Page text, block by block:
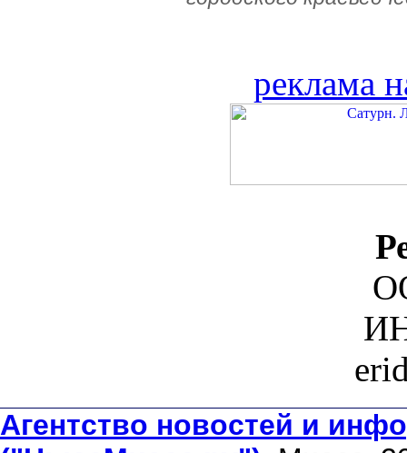
реклама
Агентство новостей и